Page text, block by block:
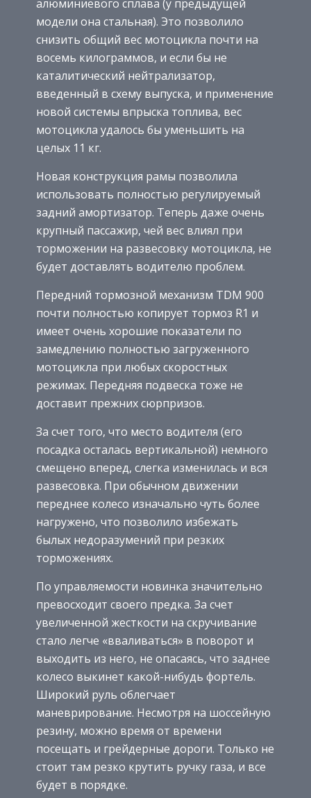
алюминиевого сплава (у предыдущей
модели она стальная). Это позволило
снизить общий вес мотоцикла почти на
восемь килограммов, и если бы не
каталитический нейтрализатор,
введенный в схему выпуска, и применение
новой системы впрыска топлива, вес
мотоцикла удалось бы уменьшить на
целых 11 кг.
Новая конструкция рамы позволила
использовать полностью регулируемый
задний амортизатор. Теперь даже очень
крупный пассажир, чей вес влиял при
торможении на развесовку мотоцикла, не
будет доставлять водителю проблем.
Передний тормозной механизм TDM 900
почти полностью копирует тормоз R1 и
имеет очень хорошие показатели по
замедлению полностью загруженного
мотоцикла при любых скоростных
режимах. Передняя подвеска тоже не
доставит прежних сюрпризов.
За счет того, что место водителя (его
посадка осталась вертикальной) немного
смещено вперед, слегка изменилась и вся
развесовка. При обычном движении
переднее колесо изначально чуть более
нагружено, что позволило избежать
былых недоразумений при резких
торможениях.
По управляемости новинка значительно
превосходит своего предка. За счет
увеличенной жесткости на скручивание
стало легче «вваливаться» в поворот и
выходить из него, не опасаясь, что заднее
колесо выкинет какой-нибудь фортель.
Широкий руль облегчает
маневрирование. Несмотря на шоссейную
резину, можно время от времени
посещать и грейдерные дороги. Только не
стоит там резко крутить ручку газа, и все
будет в порядке.